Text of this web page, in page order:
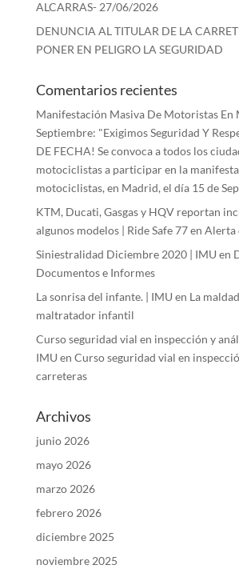
ALCARRAS- 27/06/2026
DENUNCIA AL TITULAR DE LA
PONER EN PELIGRO LA SEGURIDAD
Comentarios recientes
Manifestación Masiva De Motoristas En
Septiembre: "Exigimos Seguridad Y
DE FECHA! Se convoca a todos los
motociclistas a participar en la
motociclistas, en Madrid, el día 15 de
KTM, Ducati, Gasgas y HQV reportan
algunos modelos | Ride Safe 77en Alerta
Siniestralidad Diciembre 2020 | IMU en
Documentos e Informes
La sonrisa del infante. | IMU en La
maltratador infantil
Curso seguridad vial en inspección y
IMU en Curso seguridad vial en
carreteras
Archivos
junio 2026
mayo 2026
marzo 2026
febrero 2026
diciembre 2025
noviembre 2025